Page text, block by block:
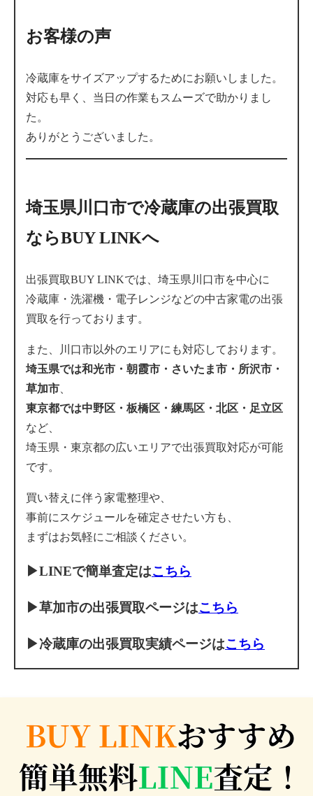
お客様の声
冷蔵庫をサイズアップするためにお願いしました。
対応も早く、当日の作業もスムーズで助かりまし
た。
ありがとうございました。
埼玉県川口市で冷蔵庫の出張買取
ならBUY LINKへ
出張買取BUY LINKでは、埼玉県川口市を中心に
冷蔵庫・洗濯機・電子レンジなどの中古家電の出張
買取を行っております。
また、川口市以外のエリアにも対応しております。
埼玉県では和光市・朝霞市・さいたま市・所沢市・
草加市
東京都では中野区・板橋区・練馬区・北区・足立区
など、
埼玉県・東京都の広いエリアで出張買取対応が可能
です。
買い替えに伴う家電整理や、
事前にスケジュールを確定させたい方も、
まずはお気軽にご相談ください。
▶LINEで簡単査定はこちら
▶草加市の出張買取ページはこちら
▶冷蔵庫の出張買取実績ページはこちら